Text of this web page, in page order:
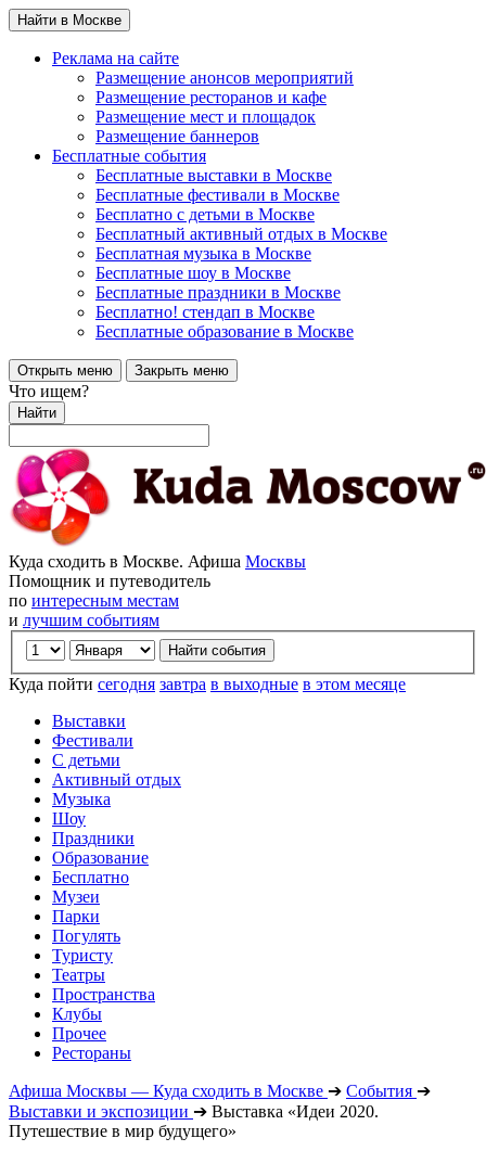
Найти в Москве
Реклама на сайте
Размещение анонсов мероприятий
Размещение ресторанов и кафе
Размещение мест и площадок
Размещение баннеров
Бесплатные события
Бесплатные выставки в Москве
Бесплатные фестивали в Москве
Бесплатно с детьми в Москве
Бесплатный активный отдых в Москве
Бесплатная музыка в Москве
Бесплатные шоу в Москве
Бесплатные праздники в Москве
Бесплатно! стендап в Москве
Бесплатные образование в Москве
Открыть меню Закрыть меню
Что ищем?
Найти
Куда сходить в Москве. Афиша Москвы
Помощник и путеводитель
по интересным местам
и лучшим событиям
Куда пойти сегодня завтра в выходные в этом месяце
Выставки
Фестивали
С детьми
Активный отдых
Музыка
Шоу
Праздники
Образование
Бесплатно
Музеи
Парки
Погулять
Туристу
Театры
Пространства
Клубы
Прочее
Рестораны
Афиша Москвы — Куда сходить в Москве ➔ События ➔
Выставки и экспозиции ➔ Выставка «Идеи 2020.
Путешествие в мир будущего»